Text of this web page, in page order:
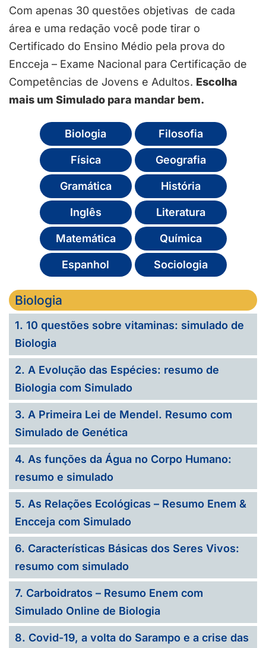
Com apenas 30 questões objetivas de cada
área e uma redação você pode tirar o
Certificado do Ensino Médio pela prova do
Encceja – Exame Nacional para Certificação de
Competências de Jovens e Adultos. Escolha
mais um Simulado para mandar bem.
Biologia Filosofia
Física Geografia
Gramática História
Inglês Literatura
Matemática Química
Espanhol Sociologia
Biologia
1. 10 questões sobre vitaminas: simulado de
Biologia
2. A Evolução das Espécies: resumo de
Biologia com Simulado
3. A Primeira Lei de Mendel. Resumo com
Simulado de Genética
4. As funções da Água no Corpo Humano:
resumo e simulado
5. As Relações Ecológicas – Resumo Enem &
Encceja com Simulado
6. Características Básicas dos Seres Vivos:
resumo com simulado
7. Carboidratos – Resumo Enem com
Simulado Online de Biologia
8. Covid-19, a volta do Sarampo e a crise das